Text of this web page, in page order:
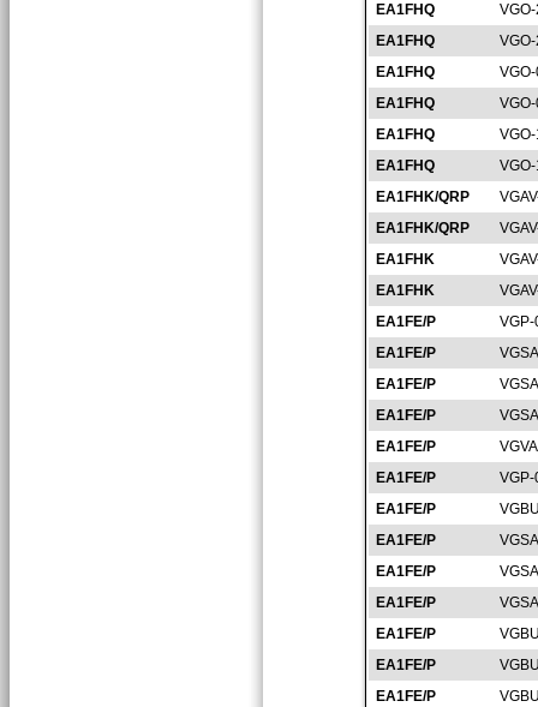
EA1FHQ
EA1FHQ
EA1FHQ
EA1FHQ
EA1FHQ
EA1FHQ
EA1FHK/QRP
EA1FHK/QRP
EA1FHK
EA1FHK
EA1FE/P
EA1FE/P
EA1FE/P
EA1FE/P
EA1FE/P
EA1FE/P
VGP-
EA1FE/P
EA1FE/P
EA1FE/P
EA1FE/P
EA1FE/P
EA1FE/P
EA1FE/P